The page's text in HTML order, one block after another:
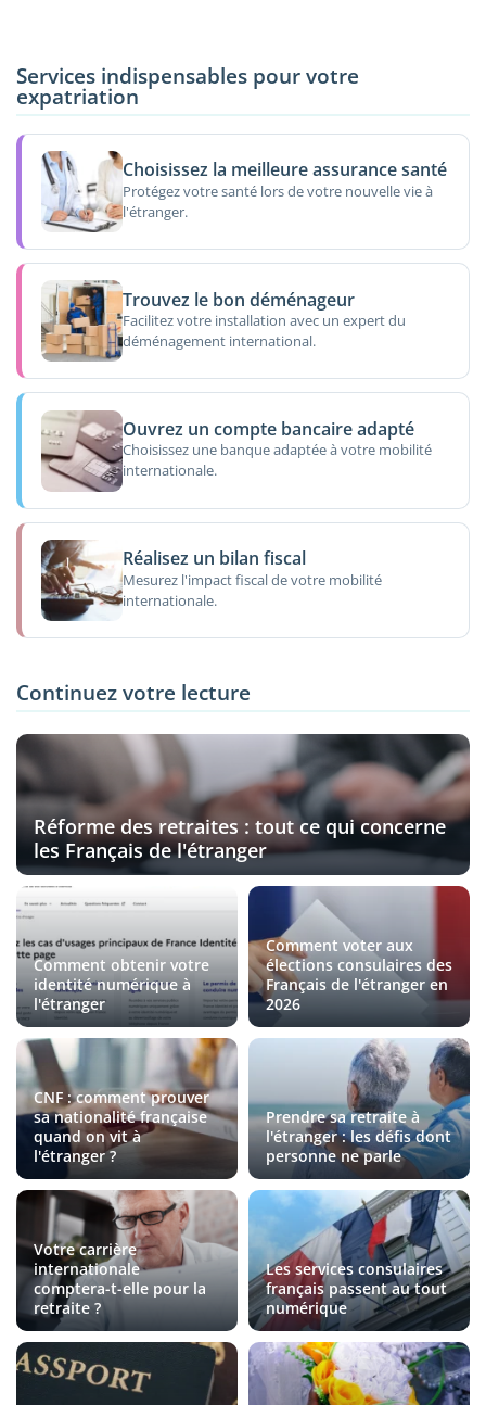
Services indispensables pour votre
expatriation
Choisissez la meilleure assurance santé
Protégez votre santé lors de votre nouvelle vie à
l'étranger.
Trouvez le bon déménageur
Facilitez votre installation avec un expert du
déménagement international.
Ouvrez un compte bancaire adapté
Choisissez une banque adaptée à votre mobilité
internationale.
Réalisez un bilan fiscal
Mesurez l'impact fiscal de votre mobilité
internationale.
Continuez votre lecture
Réforme des retraites : tout ce qui concerne
les Français de l'étranger
Comment obtenir votre
identité numérique à
l'étranger
Comment voter aux
élections consulaires des
Français de l'étranger en
2026
CNF : comment prouver
sa nationalité française
quand on vit à
l'étranger ?
Prendre sa retraite à
l'étranger : les défis dont
personne ne parle
Votre carrière
internationale
comptera-t-elle pour la
retraite ?
Les services consulaires
français passent au tout
numérique